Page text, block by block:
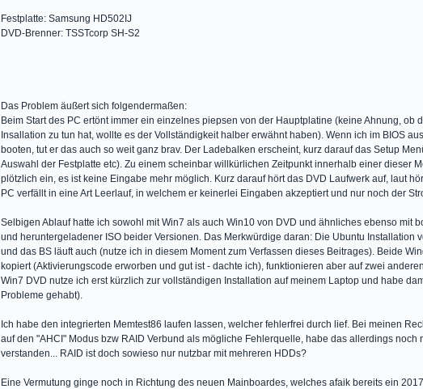
Festplatte: Samsung HD502IJ
DVD-Brenner: TSSTcorp SH-S2
Das Problem äußert sich folgendermaßen:
Beim Start des PC ertönt immer ein einzelnes piepsen von der Hauptplatine (keine Ahnung, ob
Insallation zu tun hat, wollte es der Vollständigkeit halber erwähnt haben). Wenn ich im BIOS
booten, tut er das auch so weit ganz brav. Der Ladebalken erscheint, kurz darauf das Setup
Auswahl der Festplatte etc). Zu einem scheinbar willkürlichen Zeitpunkt innerhalb einer dieser
plötzlich ein, es ist keine Eingabe mehr möglich. Kurz darauf hört das DVD Laufwerk auf, laut
PC verfällt in eine Art Leerlauf, in welchem er keinerlei Eingaben akzeptiert und nur noch der
Selbigen Ablauf hatte ich sowohl mit Win7 als auch Win10 von DVD und ähnliches ebenso mit
und heruntergeladener ISO beider Versionen. Das Merkwürdige daran: Die Ubuntu Installation
und das BS läuft auch (nutze ich in diesem Moment zum Verfassen dieses Beitrages). Beide
kopiert (Aktivierungscode erworben und gut ist - dachte ich), funktionieren aber auf zwei
Win7 DVD nutze ich erst kürzlich zur vollständigen Installation auf meinem Laptop und habe
Probleme gehabt).
Ich habe den integrierten Memtest86 laufen lassen, welcher fehlerfrei durch lief. Bei meinen
auf den "AHCI" Modus bzw RAID Verbund als mögliche Fehlerquelle, habe das allerdings noch
verstanden... RAID ist doch sowieso nur nutzbar mit mehreren HDDs?
Eine Vermutung ginge noch in Richtung des neuen Mainboardes, welches afaik bereits ein